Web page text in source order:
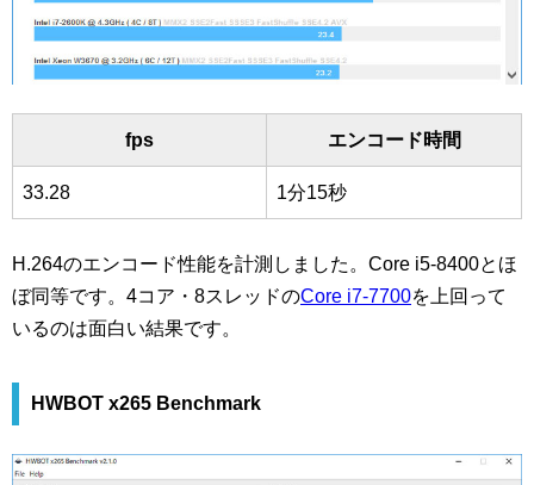
fps エンコード時間
33.28 1分15秒
H.264のエンコード性能を計測しました。Core i5-8400とほ
ぼ同等です。4コア・8スレッドのCore i7-7700を上回って
いるのは面白い結果です。
HWBOT x265 Benchmark